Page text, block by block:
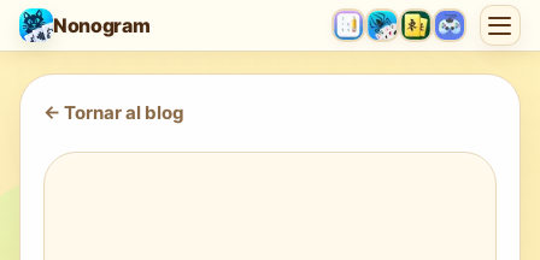
Nonogram
<- Tornar al blog